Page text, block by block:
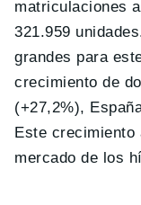
matriculaciones
321.959
grandes para
crecimiento de
(+27,2%),
Este crecimiento
mercado de los